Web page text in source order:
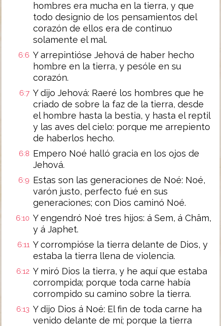
hombres era mucha en la tierra, y que
todo designio de los pensamientos del
corazón de ellos era de continuo
solamente el mal.
6:6 Y arrepintióse Jehová de haber hecho
hombre en la tierra, y pesóle en su
corazón.
6:7 Y dijo Jehová: Raeré los hombres que he
criado de sobre la faz de la tierra, desde
el hombre hasta la bestia, y hasta el reptil
y las aves del cielo: porque me arrepiento
de haberlos hecho.
6:8 Empero Noé halló gracia en los ojos de
Jehová.
6:9 Estas son las generaciones de Noé: Noé,
varón justo, perfecto fué en sus
generaciones; con Dios caminó Noé.
6:10 Y engendró Noé tres hijos: á Sem, á Châm,
y á Japhet.
6:11 Y corrompióse la tierra delante de Dios, y
estaba la tierra llena de violencia.
6:12 Y miró Dios la tierra, y he aquí que estaba
corrompida; porque toda carne había
corrompido su camino sobre la tierra.
6:13 Y dijo Dios á Noé: El fin de toda carne ha
venido delante de mí; porque la tierra